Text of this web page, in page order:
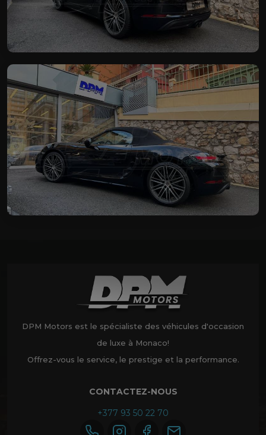
DPM Motors est le spécialiste des véhicules d'occasion
de luxe à Monaco!
Offrez-vous le service, le prestige et la performance.
CONTACTEZ-NOUS
+377 93 50 22 70